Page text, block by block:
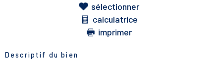
sélectionner
calculatrice
imprimer
Descriptif du bien